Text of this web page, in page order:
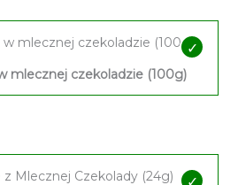
mlecznej czekoladzie (100g)